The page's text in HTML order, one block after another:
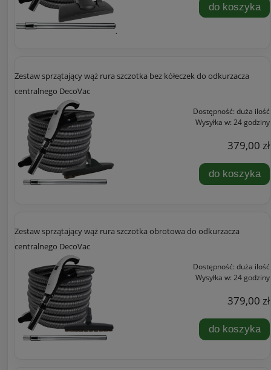
do koszyka
Zestaw sprzątający wąż rura szczotka bez kółeczek do odkurzacza
centralnego DecoVac
Dostępność: duża ilość
Wysyłka w: 24 godziny
379,00 zł
do koszyka
Zestaw sprzątający wąż rura szczotka obrotowa do odkurzacza
centralnego DecoVac
Dostępność: duża ilość
Wysyłka w: 24 godziny
379,00 zł
do koszyka